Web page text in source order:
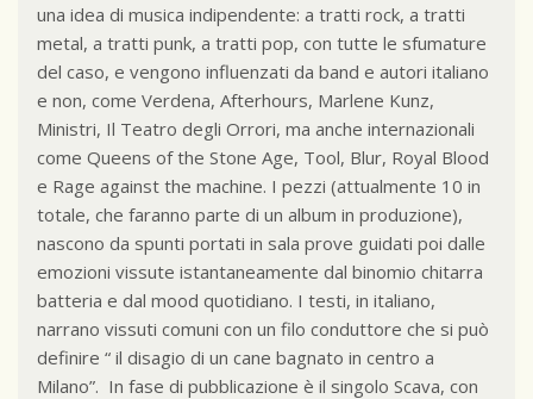
una idea di musica indipendente: a tratti rock, a tratti
metal, a tratti punk, a tratti pop, con tutte le sfumature
del caso, e vengono influenzati da band e autori italiano
e non, come Verdena, Afterhours, Marlene Kunz,
Ministri, Il Teatro degli Orrori, ma anche internazionali
come Queens of the Stone Age, Tool, Blur, Royal Blood
e Rage against the machine. I pezzi (attualmente 10 in
totale, che faranno parte di un album in produzione),
nascono da spunti portati in sala prove guidati poi dalle
emozioni vissute istantaneamente dal binomio chitarra
batteria e dal mood quotidiano. I testi, in italiano,
narrano vissuti comuni con un filo conduttore che si può
definire “ il disagio di un cane bagnato in centro a
Milano”. In fase di pubblicazione è il singolo Scava, con